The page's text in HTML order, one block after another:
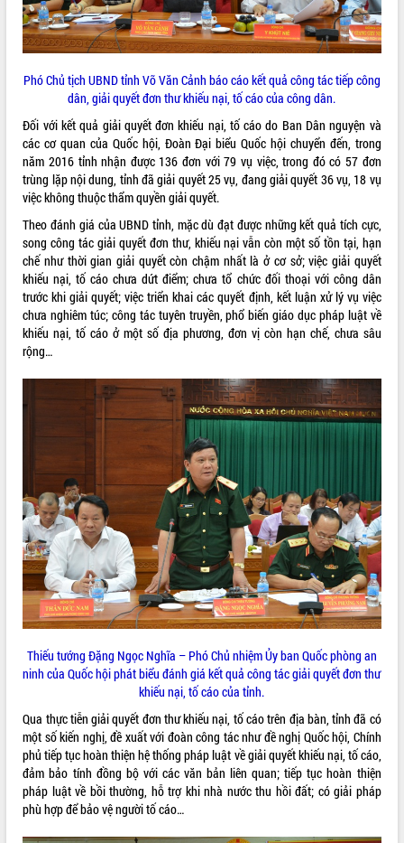
UBND tỉnh Đắk Lắk triển khai nhiệm
vụ 6 tháng cuối năm 2026
Kỳ họp thứ Hai, Hội đồng nhân dân
tỉnh khóa XI quyết nghị nhiều nội dung
quan trọng
Triết thăm, tặng quà người có công với
cách mạng
Rà soát, hoàn thiện hệ thống thiết chế
văn hóa, thể thao đáp ứng yêu cầu
phát triển mới
Thường trực HĐND tỉnh Đắk Lắk gặp
mặt Đoàn chuyên gia y tế TP. Hồ Chí
Minh
Lễ truy điệu và an táng hài cốt liệt sĩ
tại Nghĩa trang Liệt sĩ xã Sơn Hòa
Bàn giải pháp tháo gỡ khó khăn trong
xuất khẩu sầu riêng và triển khai quy
Thứ trưởng Bộ Nông nghiệp và Môi
trường Nguyễn Hoàng Hiệp khảo sát
vùng trồng và doanh nghiệp đóng gói
sầu riêng tại Đắk Lắk
Trình diễn nghệ thuật chế biến các
món ăn từ sầu riêng
Đắk Lắk công bố Quy hoạch và xúc
tiến đầu tư tỉnh
Ngành cá ngừ Đắk Lắk chủ động thích
ứng để giữ vững thị trường xuất khẩu
Diễn đàn Kinh tế tư nhân Việt Nam đột
phá cơ chế - Hợp tác công tư
Đề án 06 tạo bước ngoặt đột phá trong
cải cách hành chính tỉnh Đắk Lắk
Kết nối tour, đẩy mạnh chuyển đổi số
để phát triển du lịch Đắk Lắk
Khởi động Dự án Đầu tư xây dựng hạ
tầng kỹ thuật Cụm công nghiệp Tân
Tiến
Gặp mặt các cơ quan báo chí nhân Kỷ
niệm 101 năm Ngày Báo chí Cách
mạng Việt Nam
LIÊN KẾT WEB
THỐNG KÊ TRUY CẬP
Hôm nay:
22500
Tất cả: 66108168
Phó Chủ tịch UBND tỉnh Võ Văn Cảnh báo cáo kết quả công tác tiếp công
dân, giải quyết đơn thư khiếu nại, tố cáo của công dân.
Đối với kết quả giải quyết đơn khiếu nại, tố cáo do Ban Dân nguyện và
các cơ quan của Quốc hội, Đoàn Đại biểu Quốc hội chuyển đến, trong
năm 2016 tỉnh nhận được 136 đơn với 79 vụ việc, trong đó có 57 đơn
trùng lặp nội dung, tỉnh đã giải quyết 25 vụ, đang giải quyết 36 vụ, 18 vụ
việc không thuộc thẩm quyền giải quyết.
Theo đánh giá của UBND tỉnh, mặc dù đạt được những kết quả tích cực,
song công tác giải quyết đơn thư, khiếu nại vẫn còn một số tồn tại, hạn
chế như thời gian giải quyết còn chậm nhất là ở cơ sở; việc giải quyết
khiếu nại, tố cáo chưa dứt điểm; chưa tổ chức đối thoại với công dân
trước khi giải quyết; việc triển khai các quyết định, kết luận xử lý vụ việc
chưa nghiêm túc; công tác tuyên truyền, phổ biến giáo dục pháp luật về
khiếu nại, tố cáo ở một số địa phương, đơn vị còn hạn chế, chưa sâu
rộng…
Thiếu tướng Đặng Ngọc Nghĩa – Phó Chủ nhiệm Ủy ban Quốc phòng an
ninh của Quốc hội phát biểu đánh giá kết quả công tác giải quyết đơn thư
khiếu nại, tố cáo của tỉnh.
Qua thực tiễn giải quyết đơn thư khiếu nại, tố cáo trên địa bàn, tỉnh đã có
một số kiến nghị, đề xuất với đoàn công tác như đề nghị Quốc hội, Chính
phủ tiếp tục hoàn thiện hệ thống pháp luật về giải quyết khiếu nại, tố cáo,
đảm bảo tính đồng bộ với các văn bản liên quan; tiếp tục hoàn thiện
pháp luật về bồi thường, hỗ trợ khi nhà nước thu hồi đất; có giải pháp
phù hợp để bảo vệ người tố cáo…